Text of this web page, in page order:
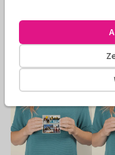
Adres:
Formaten